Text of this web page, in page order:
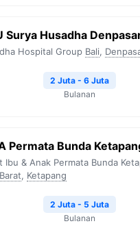
Surya Husadha
Hospital Group Bali,
2 Juta - 6 Juta
Bulanan
Permata Bunda
Ibu & Anak Permata Bunda
, Ketapang
2 Juta - 5 Juta
Bulanan